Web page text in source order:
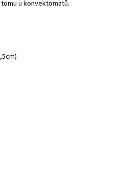
u konvektomatů.